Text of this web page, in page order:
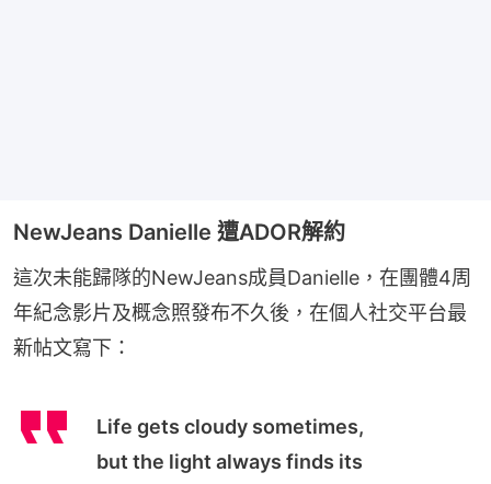
NewJeans Danielle 遭ADOR解約
這次未能歸隊的NewJeans成員Danielle，在團體4周
年紀念影片及概念照發布不久後，在個人社交平台最
新帖文寫下：
Life gets cloudy sometimes,
but the light always finds its